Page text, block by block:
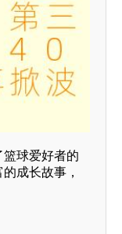
球爱好者的
成长故事，